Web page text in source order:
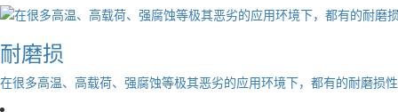
耐磨损
在很多高温、高载荷、强腐蚀等极其恶劣的应用环境下，都有的耐磨损